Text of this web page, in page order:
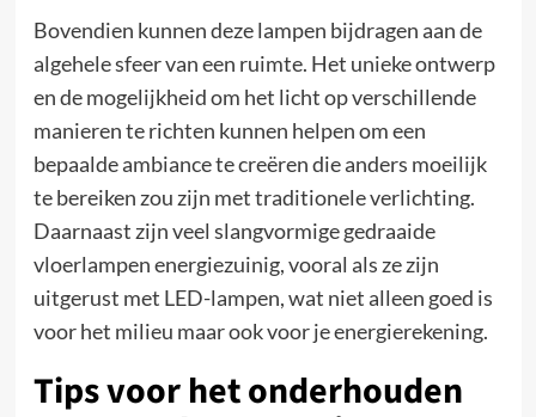
Bovendien kunnen deze lampen bijdragen aan de
algehele sfeer van een ruimte. Het unieke ontwerp
en de mogelijkheid om het licht op verschillende
manieren te richten kunnen helpen om een
bepaalde ambiance te creëren die anders moeilijk
te bereiken zou zijn met traditionele verlichting.
Daarnaast zijn veel slangvormige gedraaide
vloerlampen energiezuinig, vooral als ze zijn
uitgerust met LED-lampen, wat niet alleen goed is
voor het milieu maar ook voor je energierekening.
Tips voor het onderhouden